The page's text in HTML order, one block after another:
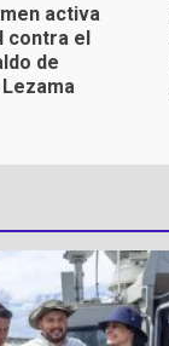
activa
contra el
de